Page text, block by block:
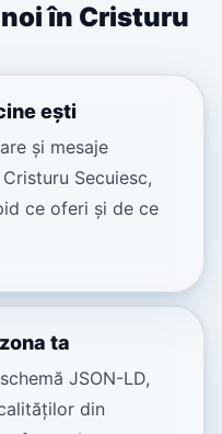
în Cristuru
ești
și mesaje
Secuiesc,
ce oferi și de ce
ta
JSON-LD,
din